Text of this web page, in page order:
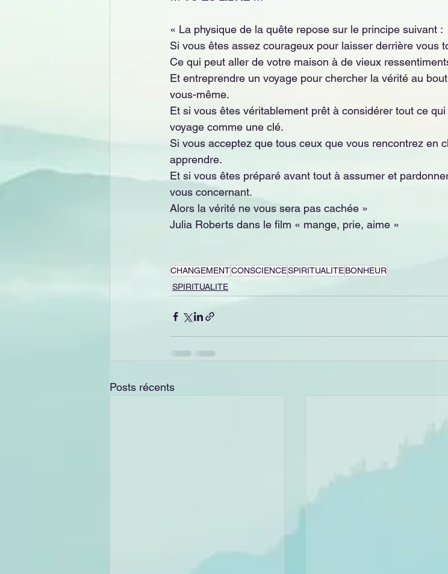
« La physique de la quête repose sur le principe suivant :
Si vous êtes assez courageux pour laisser derrière vous
Ce qui peut aller de votre maison à de vieux
Et entreprendre un voyage pour chercher la vérité au
vous-même.
Et si vous êtes véritablement prêt à considérer tout ce
voyage comme une clé.
Si vous acceptez que tous ceux que vous rencontrez en
apprendre.
Et si vous êtes préparé avant tout à assumer et
vous concernant.
Alors la vérité ne vous sera pas cachée »
Julia Roberts dans le film « mange, prie, aime »
CHANGEMENTCONSCIENCESPIRITUALITEBONHEUR
SPIRITUALITE
Posts récents